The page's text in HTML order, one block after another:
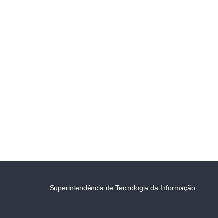
Superintendência de Tecnologia da Informação